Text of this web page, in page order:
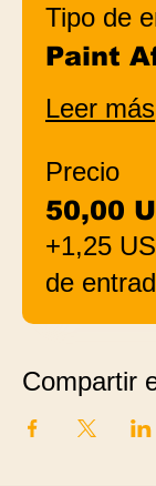
Tipo de
Paint
Leer más
Precio
50,00
+1,25
de
Compartir